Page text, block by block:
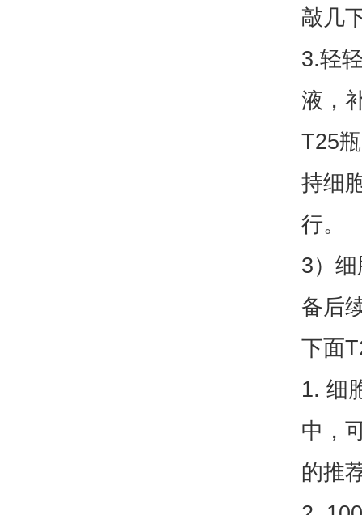
敲几
3.轻
液，
T25
持细
行。
3）
备后
下面
1. 细
中，
的推